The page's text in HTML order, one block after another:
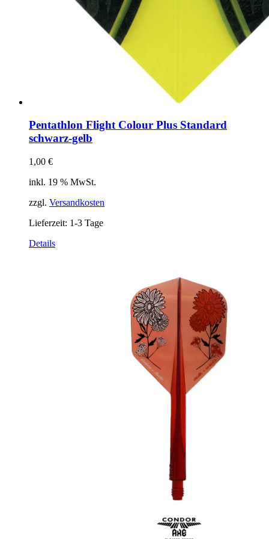
Pentathlon Flight Colour Plus Standard
schwarz-gelb
1,00 €
inkl. 19 % MwSt.
zzgl. Versandkosten
Lieferzeit: 1-3 Tage
Details